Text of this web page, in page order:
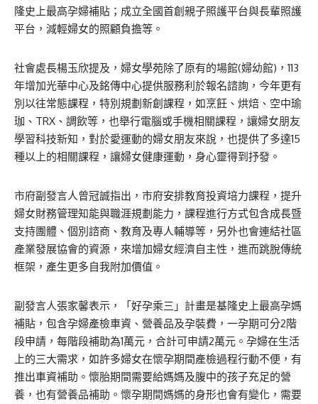
隆史上最高孕婦補貼；成立全國首創親子照護平台與長輩照護
平台，減輕婦女的照顧負擔等。
社會處長楊玉欣提及，婦女學苑除了原有的場館(婦幼館)，113
年增加光華中心及銘傳中心提供服務利於報名諮詢，今年更有
別以往常態課程，特別規劃新創課程，如烹飪、烘焙、空中瑜
珈、TRX、調飲等，也舉行電腦或手機相關課程，讓婦女朋友
學習科技新知，對於愛運動的婦女朋友來說，也提供了多達15
種以上的相關課程，讓婦女健康運動，身心靈得到抒發。
市府副發言人曾冠誠指出，市府安排教育投資培力課程，提升
婦女財務管理知能與職涯規劃能力，課程進行方式包含成長暨
支持團體、個別諮商、教育及專人輔導等，另外也會連結社區
產業發展協會的資源，來增加婦女經濟自主性，進而跳脫傳統
框架，產生更多自我附加價值。
副發言人張家馨表示，「好孕乘三」計畫是基隆史上最高孕媽
補貼，包含孕婦產檢車資、營養品及孕裝費，一孕期可分2階
段申請，每階段補助為1萬元，合計可申請2萬元。孕婦在生活
上的三大需求，如許多婦女在懷孕期間產檢過程行動不便，有
推出車資補助。懷胎期間需要給媽媽及腹中的孩子充足的營
養，也有營養品補助。懷孕期間媽媽的身形也會有變化，需要